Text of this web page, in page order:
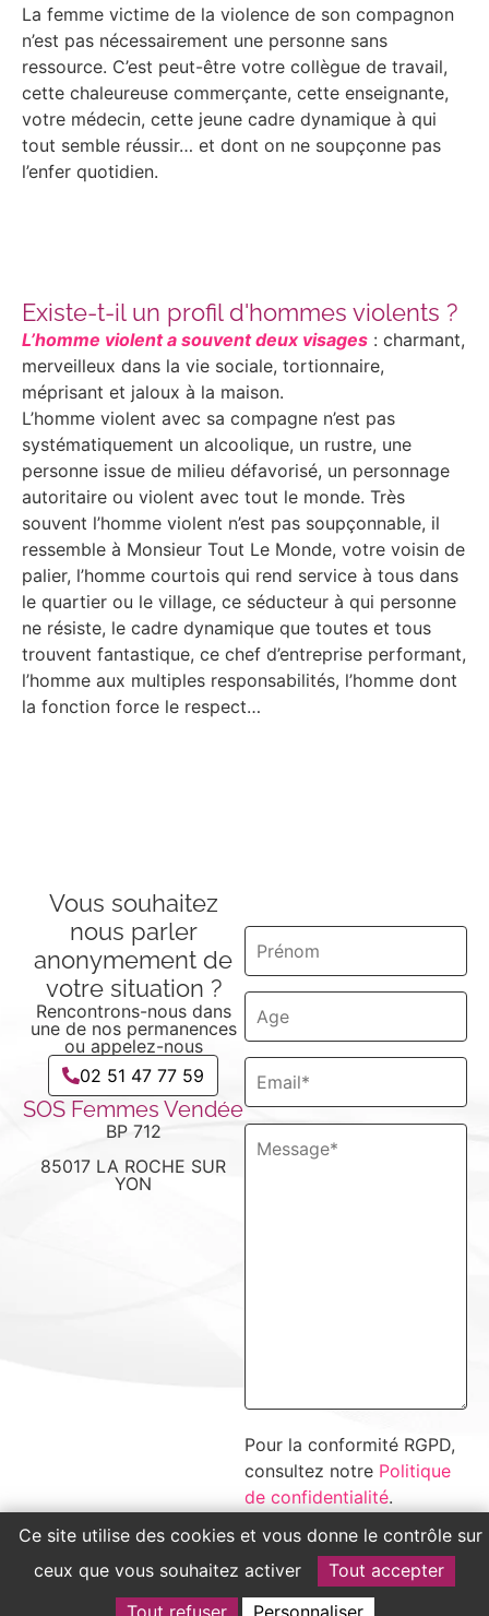
La femme victime de la violence de son compagnon
n’est pas nécessairement une personne sans
ressource. C’est peut-être votre collègue de travail,
cette chaleureuse commerçante, cette enseignante,
votre médecin, cette jeune cadre dynamique à qui
tout semble réussir… et dont on ne soupçonne pas
l’enfer quotidien.
Existe-t-il un profil d'hommes violents ?
L’homme violent a souvent deux visages : charmant,
merveilleux dans la vie sociale, tortionnaire,
méprisant et jaloux à la maison.
L’homme violent avec sa compagne n’est pas
systématiquement un alcoolique, un rustre, une
personne issue de milieu défavorisé, un personnage
autoritaire ou violent avec tout le monde. Très
souvent l’homme violent n’est pas soupçonnable, il
ressemble à Monsieur Tout Le Monde, votre voisin de
palier, l’homme courtois qui rend service à tous dans
le quartier ou le village, ce séducteur à qui personne
ne résiste, le cadre dynamique que toutes et tous
trouvent fantastique, ce chef d’entreprise performant,
l’homme aux multiples responsabilités, l’homme dont
la fonction force le respect…
Vous souhaitez
nous parler
anonymement de
votre situation ?
Rencontrons-nous dans
une de nos permanences
ou appelez-nous
02 51 47 77 59
SOS Femmes Vendée
BP 712
85017 LA ROCHE SUR
YON
Pour la conformité RGPD,
consultez notre Politique
de confidentialité.
Ce site utilise des cookies et vous donne le contrôle sur
ceux que vous souhaitez activer
Tout accepter
Tout refuser
Personnaliser